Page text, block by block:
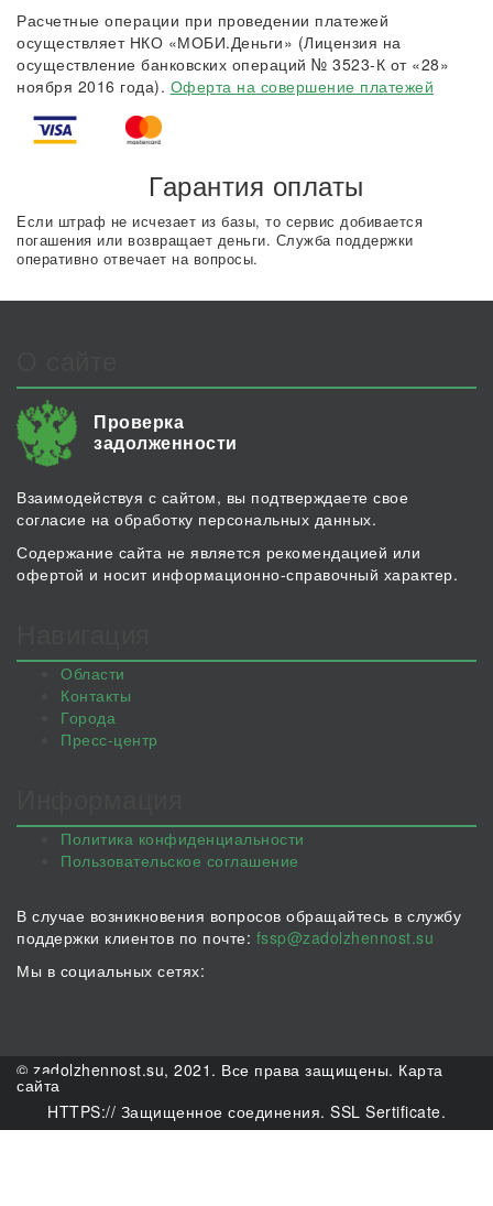
Расчетные операции при проведении платежей
осуществляет НКО «МОБИ.Деньги» (Лицензия на
осуществление банковских операций № 3523-К от «28»
ноября 2016 года). Оферта на совершение платежей
Гарантия оплаты
Если штраф не исчезает из базы, то сервис добивается
погашения или возвращает деньги. Служба поддержки
оперативно отвечает на вопросы.
Проверка
задолженности
Взаимодействуя с сайтом, вы подтверждаете свое
согласие на обработку персональных данных.
Содержание сайта не является рекомендацией или
офертой и носит информационно-справочный характер.
Области
Контакты
Города
Пресс-центр
Политика конфиденциальности
Пользовательское соглашение
В случае возникновения вопросов обращайтесь в службу
поддержки клиентов по почте: fssp@zadolzhennost.su
Мы в социальных сетях:
© zadolzhennost.su, 2021. Все права защищены. Карта
сайта
HTTPS:// Защищенное соединения. SSL Sertificate.